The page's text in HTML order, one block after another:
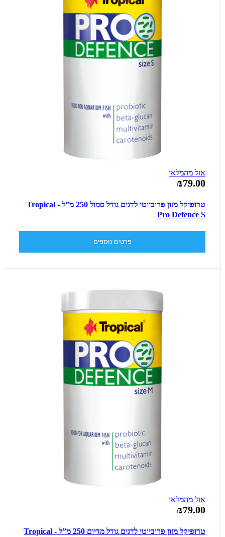
אזל מהמלאי
₪79.00
טרופיקל מזון פרוביוטי לדגים גודל סמול 250 מ”ל - Tropical
Pro Defence S
פרטים נוספים
אזל מהמלאי
₪79.00
טרופיקל מזון פרוביוטי לדגים גודל מדיום 250 מ”ל - Tropical